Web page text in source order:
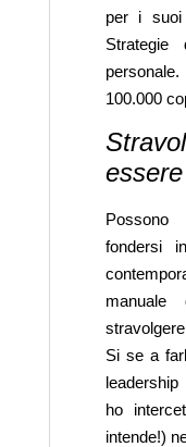
per i suoi
Strategie
100.000
fondersi
Si se a
ho
intende!)